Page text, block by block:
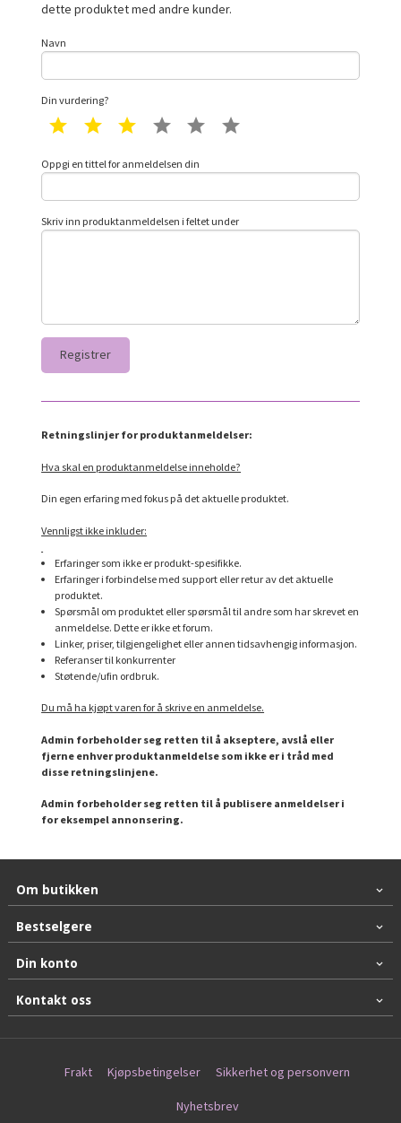
dette produktet med andre kunder.
Navn
Din vurdering?
1 star 2 star 3 star 4 star 5 star
Oppgi en tittel for anmeldelsen din
Skriv inn produktanmeldelsen i feltet under
Retningslinjer for produktanmeldelser:
Hva skal en produktanmeldelse inneholde?
Din egen erfaring med fokus på det aktuelle produktet.
Vennligst ikke inkluder:
Erfaringer som ikke er produkt-spesifikke.
Erfaringer i forbindelse med support eller retur av det aktuelle
produktet.
Spørsmål om produktet eller spørsmål til andre som har skrevet en
anmeldelse. Dette er ikke et forum.
Linker, priser, tilgjengelighet eller annen tidsavhengig informasjon.
Referanser til konkurrenter
Støtende/ufin ordbruk.
Du må ha kjøpt varen for å skrive en anmeldelse.
Admin forbeholder seg retten til å akseptere, avslå eller
fjerne enhver produktanmeldelse som ikke er i tråd med
disse retningslinjene.
Admin forbeholder seg retten til å publisere anmeldelser i
for eksempel annonsering.
Om butikken
Bestselgere
Din konto
Kontakt oss
Frakt Kjøpsbetingelser Sikkerhet og personvern
Nyhetsbrev